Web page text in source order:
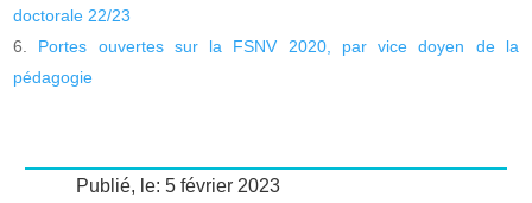
doctorale 22/23
Portes ouvertes sur la FSNV 2020, par vice doyen de la
pédagogie
Publié, le: 5 février 2023